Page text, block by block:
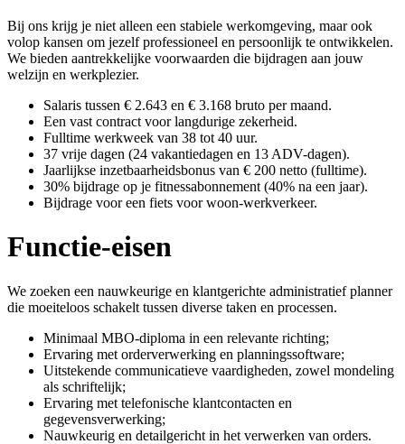
Bij ons krijg je niet alleen een stabiele werkomgeving, maar ook
volop kansen om jezelf professioneel en persoonlijk te ontwikkelen.
We bieden aantrekkelijke voorwaarden die bijdragen aan jouw
welzijn en werkplezier.
Salaris tussen € 2.643 en € 3.168 bruto per maand.
Een vast contract voor langdurige zekerheid.
Fulltime werkweek van 38 tot 40 uur.
37 vrije dagen (24 vakantiedagen en 13 ADV-dagen).
Jaarlijkse inzetbaarheidsbonus van € 200 netto (fulltime).
30% bijdrage op je fitnessabonnement (40% na een jaar).
Bijdrage voor een fiets voor woon-werkverkeer.
Functie-eisen
We zoeken een nauwkeurige en klantgerichte administratief planner
die moeiteloos schakelt tussen diverse taken en processen.
Minimaal MBO-diploma in een relevante richting;
Ervaring met orderverwerking en planningssoftware;
Uitstekende communicatieve vaardigheden, zowel mondeling
als schriftelijk;
Ervaring met telefonische klantcontacten en
gegevensverwerking;
Nauwkeurig en detailgericht in het verwerken van orders.